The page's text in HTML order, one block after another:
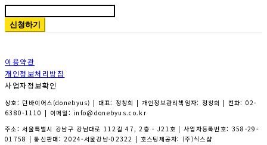
신청하기
이용약관
개인정보처리방침
사업자정보확인
상호: 던바이어스(donebyus) | 대표: 정창희 | 개인정보관리책임자: 정창희 | 전화: 02-
6380-1110 | 이메일: info@donebyus.co.kr
주소: 서울특별시 강남구 강남대로 112길 47, 2층 - J21호 | 사업자등록번호: 358-29-
01758 | 통신판매:2024-서울강남-02322 | 호스팅제공자: (주)식스샵